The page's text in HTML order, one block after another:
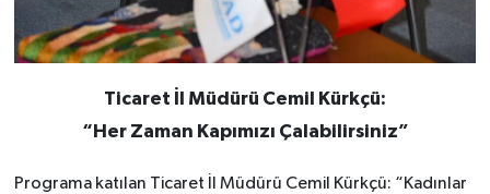
Ticaret İl Müdürü Cemil Kürkçü:
“Her Zaman Kapımızı Çalabilirsiniz”
Programa katılan Ticaret İl Müdürü Cemil Kürkçü: “Kadınlar